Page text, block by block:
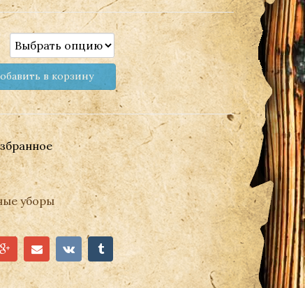
в корзину
уборы